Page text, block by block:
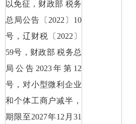
以免征，财政部 税务
总局公告〔2022〕10
号，辽财税〔2022〕
59号，财政部 税务总
局公告2023年第12
号，对小型微利企业
和个体工商户减半，
期限至2027年12月31